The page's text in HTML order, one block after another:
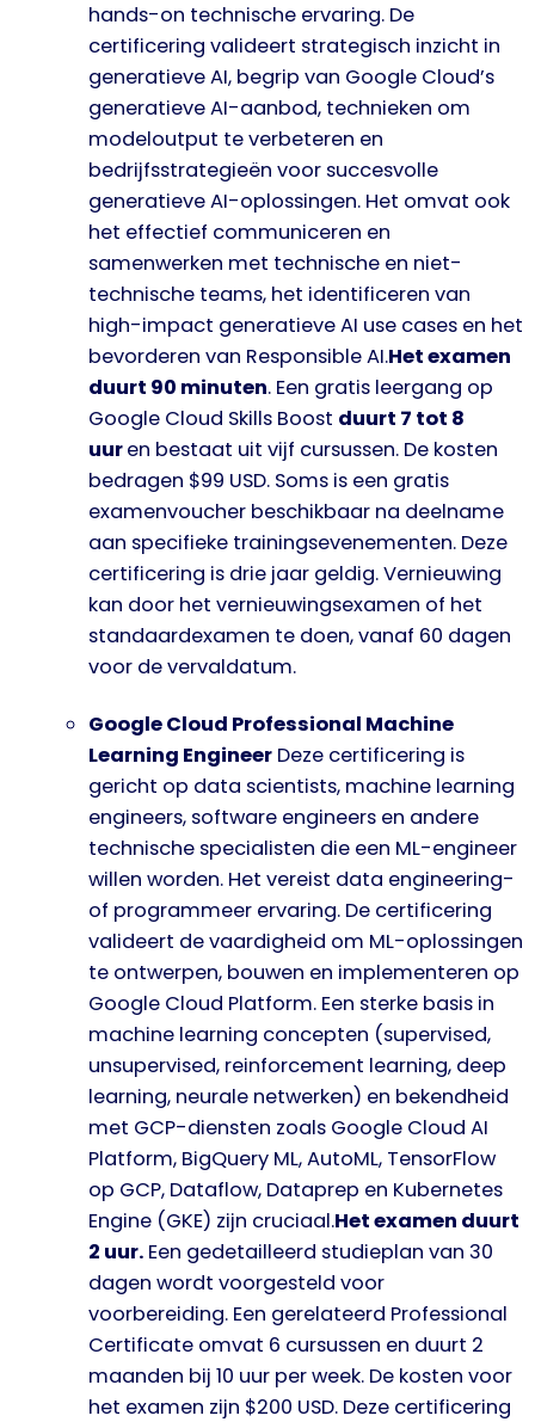
hands-on technische ervaring. De
certificering valideert strategisch inzicht in
generatieve AI, begrip van Google Cloud’s
generatieve AI-aanbod, technieken om
modeloutput te verbeteren en
bedrijfsstrategieën voor succesvolle
generatieve AI-oplossingen. Het omvat ook
het effectief communiceren en
samenwerken met technische en niet-
technische teams, het identificeren van
high-impact generatieve AI use cases en het
bevorderen van Responsible AI.Het examen
duurt 90 minuten. Een gratis leergang op
Google Cloud Skills Boost duurt 7 tot 8
uuren bestaat uit vijf cursussen. De kosten
bedragen $99 USD. Soms is een gratis
examenvoucher beschikbaar na deelname
aan specifieke trainingsevenementen. Deze
certificering is drie jaar geldig. Vernieuwing
kan door het vernieuwingsexamen of het
standaardexamen te doen, vanaf 60 dagen
voor de vervaldatum.
Google Cloud Professional Machine
Learning Engineer Deze certificering is
gericht op data scientists, machine learning
engineers, software engineers en andere
technische specialisten die een ML-engineer
willen worden. Het vereist data engineering-
of programmeer ervaring. De certificering
valideert de vaardigheid om ML-oplossingen
te ontwerpen, bouwen en implementeren op
Google Cloud Platform. Een sterke basis in
machine learning concepten (supervised,
unsupervised, reinforcement learning, deep
learning, neurale netwerken) en bekendheid
met GCP-diensten zoals Google Cloud AI
Platform, BigQuery ML, AutoML, TensorFlow
op GCP, Dataflow, Dataprep en Kubernetes
Engine (GKE) zijn cruciaal.Het examen duurt
2 uur. Een gedetailleerd studieplan van 30
dagen wordt voorgesteld voor
voorbereiding. Een gerelateerd Professional
Certificate omvat 6 cursussen en duurt 2
maanden bij 10 uur per week. De kosten voor
het examen zijn $200 USD. Deze certificering